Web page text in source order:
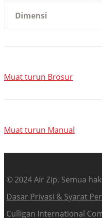
Dimensi
Muat turun Brosur
Muat turun Manual
© 2024 Air Zip. Semua
Dasar Privasi & Syarat
Culligan International